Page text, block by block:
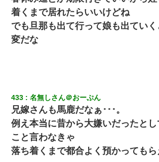
【衝撃】婚約者「兄と結婚はするけど嫁入りす
お互い干渉はしないようにしましょう」→ その
したので、母が・・・
ｗｗｗｗｗｗｗ
ホテルに泊まったんだけど従業員が最悪だった
故私が怒鳴られなきゃいけなかったのだ
さっき嫁から、「愛しています」ってメールが
着くまで居れたらいいけどね
でも旦那も出て行って娘も出てい
変だな
433 名無しさん＠おーぷん
兄嫁さんも馬鹿だなぁ･･･。
例え本当に昔から大嫌いだったと
こと言わなきゃ
落ち着くまで都合よく預かってもら